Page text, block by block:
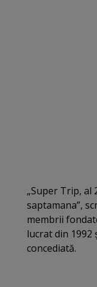
„Super Trip, al
saptamana”,
membrii
lucrat din 1992
concediată.